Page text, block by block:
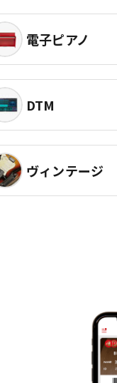
電子ピアノ
DTM
ヴィンテージ